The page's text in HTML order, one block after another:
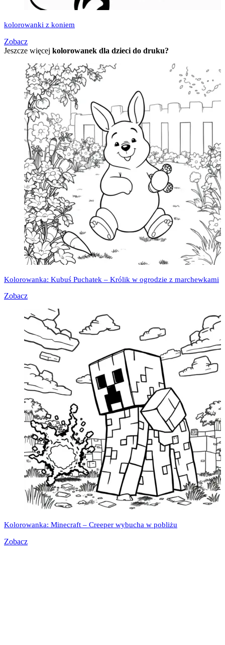
kolorowanki z koniem
Zobacz
Jeszcze więcej kolorowanek dla dzieci do druku?
Kolorowanka: Kubuś Puchatek – Królik w ogrodzie z marchewkami
Zobacz
Kolorowanka: Minecraft – Creeper wybucha w pobliżu
Zobacz